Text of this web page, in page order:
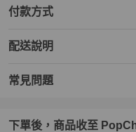
付款方式
配送說明
常見問題
下單後，商品收至